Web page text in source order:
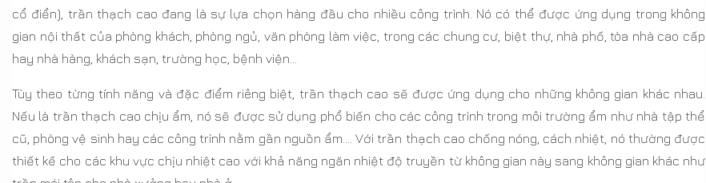
cổ điển), trần thạch cao đang là sự lựa chọn hàng đầu cho nhiều công trình. Nó có thể được ứng dụng trong không
gian nội thất của phòng khách, phòng ngủ, văn phòng làm việc, trong các chung cư, biệt thự, nhà phố, tòa nhà cao cấp
hay nhà hàng, khách sạn, trường học, bệnh viện…
Tùy theo từng tính năng và đặc điểm riêng biệt, trần thạch cao sẽ được ứng dụng cho những không gian khác nhau.
Nếu là trần thạch cao chịu ẩm, nó sẽ được sử dụng phổ biến cho các công trình trong môi trường ẩm như nhà tập thể
cũ, phòng vệ sinh hay các công trình nằm gần nguồn ẩm…. Với trần thạch cao chống nóng, cách nhiệt, nó thường được
thiết kế cho các khu vực chịu nhiệt cao với khả năng ngăn nhiệt độ truyền từ không gian này sang không gian khác như